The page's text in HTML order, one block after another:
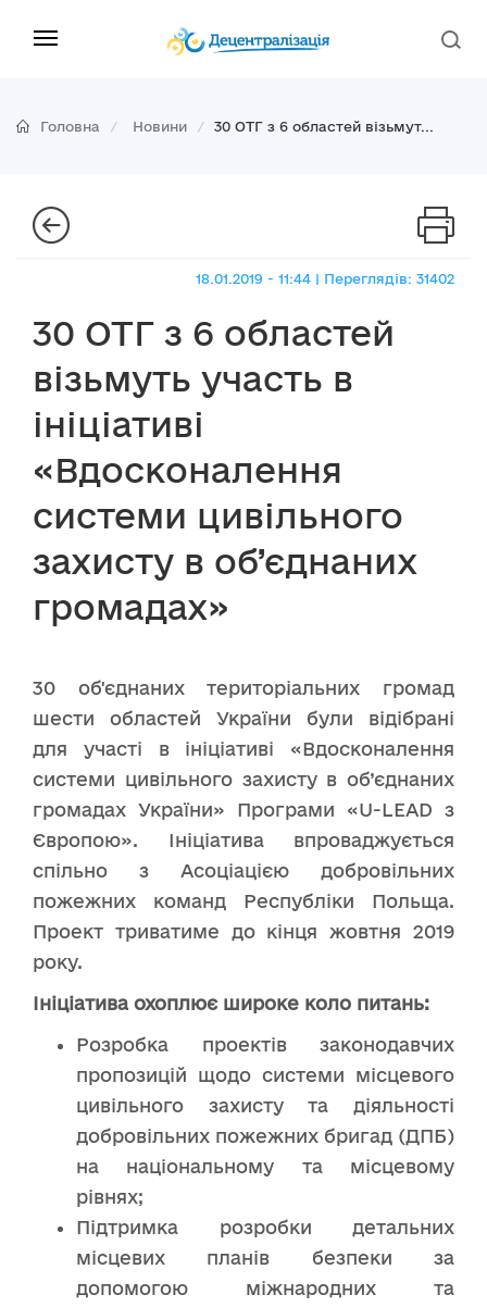
Головна Новини 30 ОТГ з 6 областей візьмут...
18.01.2019 - 11:44 | Переглядів: 31402
30 ОТГ з 6 областей
візьмуть участь в
ініціативі
«Вдосконалення
системи цивільного
захисту в об’єднаних
громадах»
30 об'єднаних територіальних громад
шести областей України були відібрані
для участі в ініціативі «Вдосконалення
системи цивільного захисту в об’єднаних
громадах України» Програми «U-LEAD з
Європою». Ініціатива впроваджується
спільно з Асоціацією добровільних
пожежних команд Республіки Польща.
Проект триватиме до кінця жовтня 2019
року.
Ініціатива охоплює широке коло питань:
Розробка проектів законодавчих
пропозицій щодо системи місцевого
цивільного захисту та діяльності
добровільних пожежних бригад (ДПБ)
на національному та місцевому
рівнях;
Підтримка розробки детальних
місцевих планів безпеки за
допомогою міжнародних та